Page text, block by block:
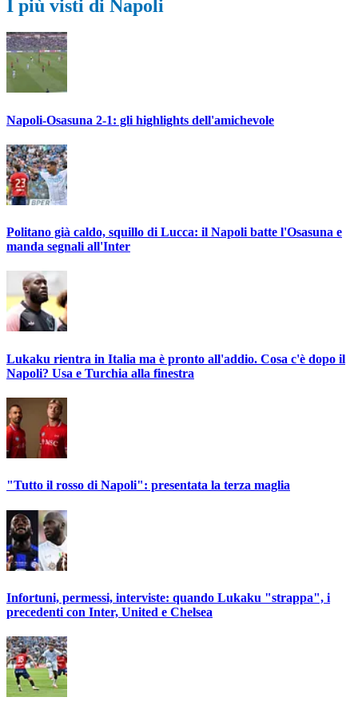
I più visti di Napoli
Napoli-Osasuna 2-1: gli highlights dell'amichevole
Politano già caldo, squillo di Lucca: il Napoli batte l'Osasuna e
manda segnali all'Inter
Lukaku rientra in Italia ma è pronto all'addio. Cosa c'è dopo il
Napoli? Usa e Turchia alla finestra
"Tutto il rosso di Napoli": presentata la terza maglia
Infortuni, permessi, interviste: quando Lukaku "strappa", i
precedenti con Inter, United e Chelsea